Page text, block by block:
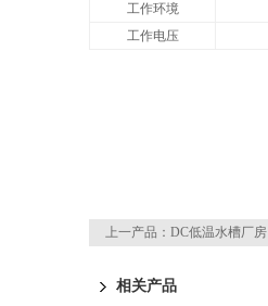
工作环境
工作电压
上一产品： DC低温水槽厂房
相关产品